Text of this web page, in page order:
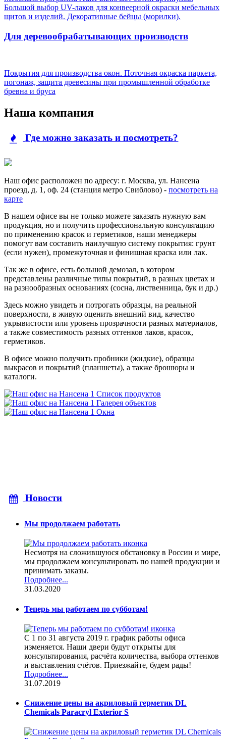
Большой выбор UV-лаков для конвеерной окраски мебельных
щитов и изделий. Декоративные бейцы (морилки).
Для деревообрабатывающих производств
Покрытия для производства окон. Поточная окраска паркета,
погонаж, защита древесины при промышленной обработке
бревна и бруса
Наша компания
Где можно заказать и посмотреть?
Наш офис расположен по адресу: г. Москва, ул. Нансена
проезд, д. 1, оф. 24 (станция метро Свиблово) - посмотреть на
карте
В нашем офисе вы не только можете заказать нужную вам
продукция, но и получить профессиональную консультацию
по применению красок и герметиков, наши менеджеры
помогут вам составить наилучшую систему покрытия: грунт
(если нужен), промежуточная и финишная краска или лак.
Так же в офисе, есть большой демозал, в котором
представлены различные типы покрытий, в разных цветах и
на разнообразных основаниях (сосна, лиственница, бук и др.)
Здесь можно увидеть и потрогать образцы, на реальной
поверхности, в живую оценить внешний вид, качество
укрывистости или уровень прозрачности разных материалов,
а также совместимость разных оттенков лаков, красок,
герметиков.
В офисе можно получить пробники (жидкие), образцы
выкрасов и покрытий (планшеты), а также брошюры и
каталоги.
Новости
Мы продолжаем работать
Несмотря на сложившуюся обстановку в России и мире,
мы продолжаем консультировать по нашей продукции и
принимать заказы.
Подробнее...
31.03.2020
Теперь мы работаем по субботам!
С 1 по 31 августа 2019 г. график работы офиса
изменяется. Наши двери будут открыты для
консультирования, расчёта количества, выбора оттенков
и выставления счётов. Приезжайте, будем рады!
Подробнее...
31.07.2019
Снижение цены на акриловый герметик DL
Chemicals Paracryl Exterior S